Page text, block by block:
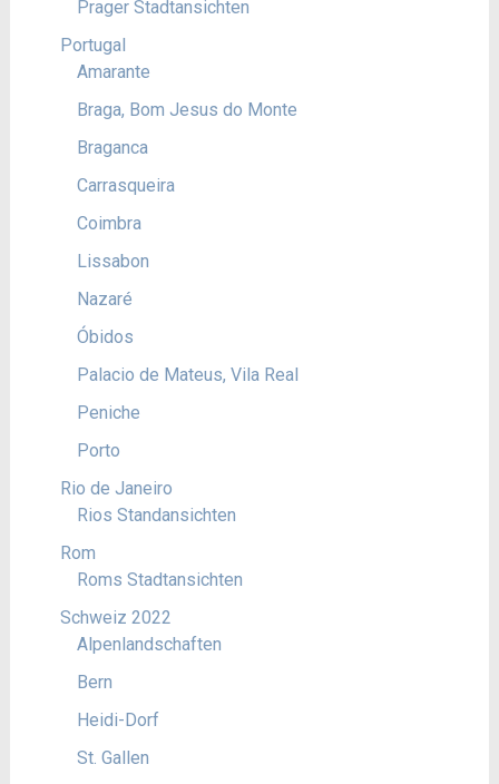
Prager Stadtansichten
Portugal
Amarante
Braga, Bom Jesus do Monte
Braganca
Carrasqueira
Coimbra
Lissabon
Nazaré
Óbidos
Palacio de Mateus, Vila Real
Peniche
Porto
Rio de Janeiro
Rios Standansichten
Rom
Roms Stadtansichten
Schweiz 2022
Alpenlandschaften
Bern
Heidi-Dorf
St. Gallen